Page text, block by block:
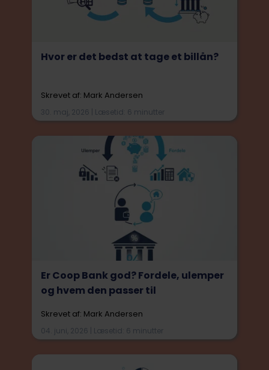
Hvor er det bedst at tage et billån?
Skrevet af: Mark Andersen
30. maj, 2026 | Læsetid: 6 minutter
Er Coop Bank god? Fordele, ulemper
og hvem den passer til
Skrevet af: Mark Andersen
04. juni, 2026 | Læsetid: 6 minutter